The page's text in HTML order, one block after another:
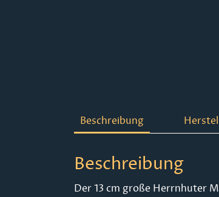
Beschreibung
Beschreibung
Der 13 cm große Herrnhuter